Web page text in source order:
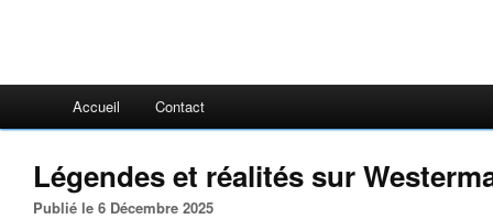
Accueil Contact
Légendes et réalités sur
Publié le 6 Décembre 2025